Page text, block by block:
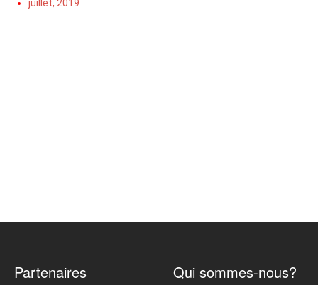
juillet, 2019
Partenaires Qui sommes-nous?